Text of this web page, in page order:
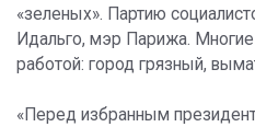
«зеленых». Партию
Идальго, мэр Парижа.
работой: город грязный,
«Перед избранным